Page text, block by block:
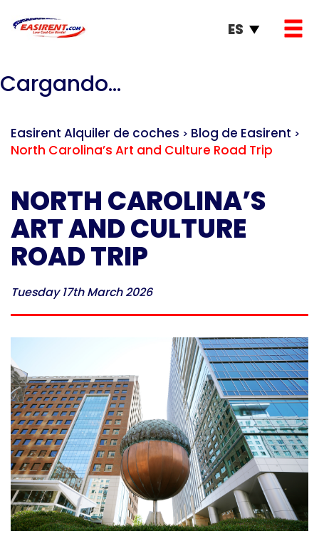
ES
Cargando...
Easirent Alquiler de coches > Blog de Easirent >
North Carolina’s Art and Culture Road Trip
NORTH CAROLINA’S
ART AND CULTURE
ROAD TRIP
Tuesday 17th March 2026